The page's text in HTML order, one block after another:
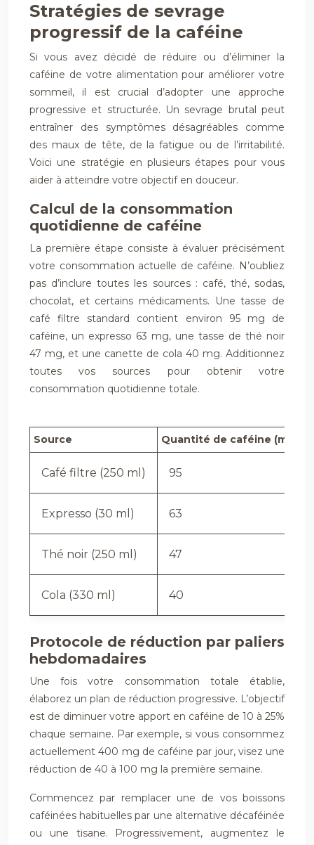
Stratégies de sevrage
progressif de la caféine
Si vous avez décidé de réduire ou d’éliminer la
caféine de votre alimentation pour améliorer votre
sommeil, il est crucial d’adopter une approche
progressive et structurée. Un sevrage brutal peut
entraîner des symptômes désagréables comme
des maux de tête, de la fatigue ou de l’irritabilité.
Voici une stratégie en plusieurs étapes pour vous
aider à atteindre votre objectif en douceur.
Calcul de la consommation
quotidienne de caféine
La première étape consiste à évaluer précisément
votre consommation actuelle de caféine. N’oubliez
pas d’inclure toutes les sources : café, thé, sodas,
chocolat, et certains médicaments. Une tasse de
café filtre standard contient environ 95 mg de
caféine, un expresso 63 mg, une tasse de thé noir
47 mg, et une canette de cola 40 mg. Additionnez
toutes vos sources pour obtenir votre
consommation quotidienne totale.
Source Quantité de caféine (mg)
Café filtre (250 ml) 95
Expresso (30 ml) 63
Thé noir (250 ml) 47
Cola (330 ml) 40
Protocole de réduction par paliers
hebdomadaires
Une fois votre consommation totale établie,
élaborez un plan de réduction progressive. L’objectif
est de diminuer votre apport en caféine de 10 à 25%
chaque semaine. Par exemple, si vous consommez
actuellement 400 mg de caféine par jour, visez une
réduction de 40 à 100 mg la première semaine.
Commencez par remplacer une de vos boissons
caféinées habituelles par une alternative décaféinée
ou une tisane. Progressivement, augmentez le